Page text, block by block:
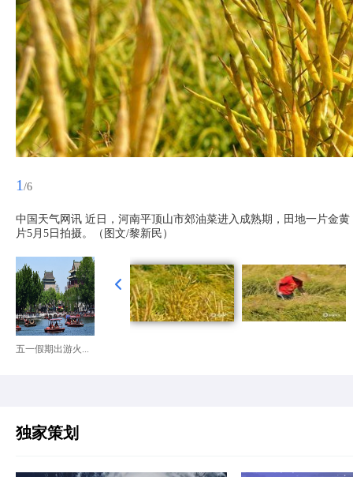
1 /6
中国天气网讯 近日，河南平顶山市郊油菜进入成熟期，田地一片金
片5月5日拍摄。（图文/黎新民）
五一假期出游火...
独家策划